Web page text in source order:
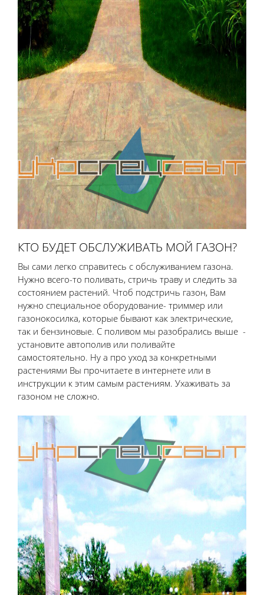
КТО БУДЕТ ОБСЛУЖИВАТЬ МОЙ ГАЗОН?
Вы сами легко справитесь с обслуживанием газона.
Нужно всего-то поливать, стричь траву и следить за
состоянием растений. Чтоб подстричь газон, Вам
нужно специальное оборудование- триммер или
газонокосилка, которые бывают как электрические,
так и бензиновые. С поливом мы разобрались выше -
установите автополив или поливайте
самостоятельно. Ну а про уход за конкретными
растениями Вы прочитаете в интернете или в
инструкции к этим самым растениям. Ухаживать за
газоном не сложно.